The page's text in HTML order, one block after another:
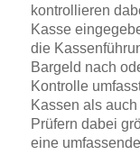
kontrollieren
Kasse
die
Bargeld nach
Kontrolle
Kassen als
Prüfern dabei
eine